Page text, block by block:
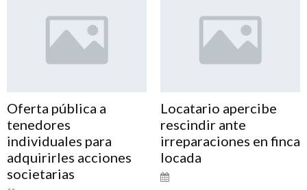
Oferta pública a
tenedores
individuales para
adquirirles acciones
societarias
Locatario apercibe
rescindir ante
irreparaciones en finca
locada